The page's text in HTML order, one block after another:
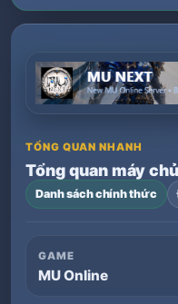
TỔNG QUAN NHANH
Tổng quan máy chủ
Danh sách chính thức
GAME
MU Online